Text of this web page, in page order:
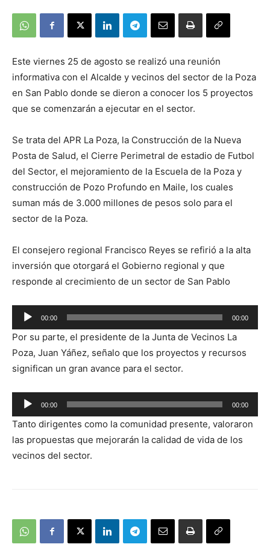
Este viernes 25 de agosto se realizó una reunión
informativa con el Alcalde y vecinos del sector de la Poza
en San Pablo donde se dieron a conocer los 5 proyectos
que se comenzarán a ejecutar en el sector.
Se trata del APR La Poza, la Construcción de la Nueva
Posta de Salud, el Cierre Perimetral de estadio de Futbol
del Sector, el mejoramiento de la Escuela de la Poza y
construcción de Pozo Profundo en Maile, los cuales
suman más de 3.000 millones de pesos solo para el
sector de la Poza.
El consejero regional Francisco Reyes se refirió a la alta
inversión que otorgará el Gobierno regional y que
responde al crecimiento de un sector de San Pablo
Reproductor
de
audio
00:00 00:00
Por su parte, el presidente de la Junta de Vecinos La
Poza, Juan Yáñez, señalo que los proyectos y recursos
significan un gran avance para el sector.
Reproductor
de
audio
00:00 00:00
Tanto dirigentes como la comunidad presente, valoraron
las propuestas que mejorarán la calidad de vida de los
vecinos del sector.